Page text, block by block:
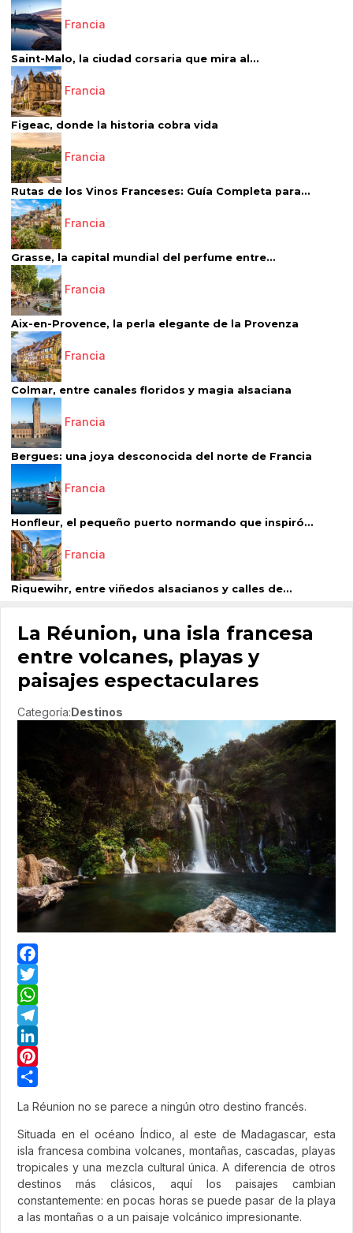
Francia
Saint-Malo, la ciudad corsaria que mira al...
Francia
Figeac, donde la historia cobra vida
Francia
Rutas de los Vinos Franceses: Guía Completa para...
Francia
Grasse, la capital mundial del perfume entre...
Francia
Aix-en-Provence, la perla elegante de la Provenza
Francia
Colmar, entre canales floridos y magia alsaciana
Francia
Bergues: una joya desconocida del norte de Francia
Francia
Honfleur, el pequeño puerto normando que inspiró...
Francia
Riquewihr, entre viñedos alsacianos y calles de...
La Réunion, una isla francesa
entre volcanes, playas y
paisajes espectaculares
Categoría:Destinos
Facebook
Twitter
WhatsApp
Telegram
LinkedIn
Pinterest
La Réunion no se parece a ningún otro destino francés.
Situada en el océano Índico, al este de Madagascar, esta
isla francesa combina volcanes, montañas, cascadas, playas
tropicales y una mezcla cultural única. A diferencia de otros
destinos más clásicos, aquí los paisajes cambian
constantemente: en pocas horas se puede pasar de la playa
a las montañas o a un paisaje volcánico impresionante.